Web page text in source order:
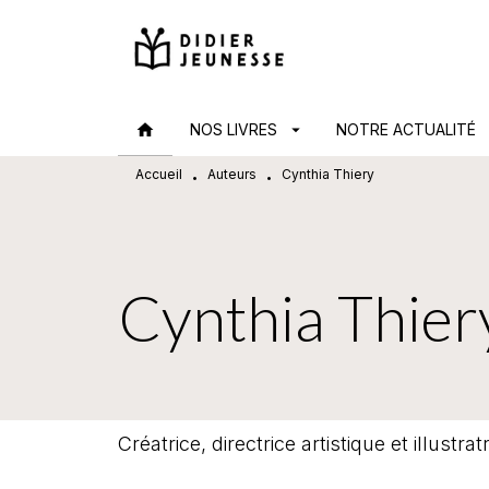
MENU RECHERCHE
home NOS LIVRES arrow_drop_down NOTRE ACTUALITÉ
Accueil • Auteurs • Cynthia Thiery
Cynthia
Créatrice, directrice artistique et